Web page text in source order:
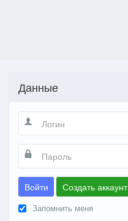
Данные
Войти Создать аккаунт
Запомнить меня